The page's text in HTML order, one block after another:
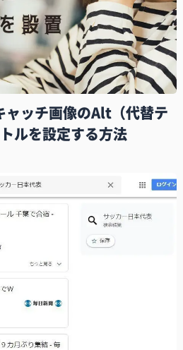
ッチ画像のAlt（代替テ
ルを設定する方法